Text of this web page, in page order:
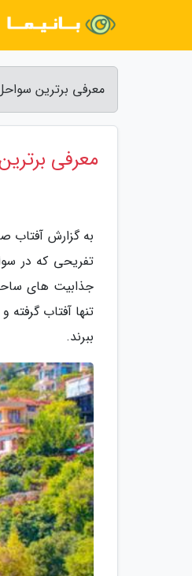
معرفی برترین
معرفی
به گزارش آفتاب
تفریحی که در
جذابیت های
تنها آفتاب
ببرند.